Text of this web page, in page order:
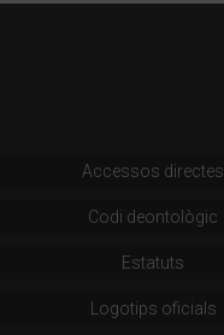
Accessos directes
Codi deontològic
Estatuts
Logotips oficials